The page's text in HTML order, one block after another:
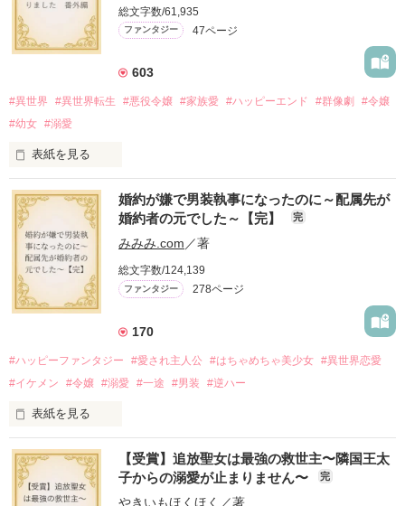
総文字数/61,935
ファンタジー 47ページ
603
#異世界 #異世界転生 #悪役令嬢 #家族愛 #ハッピーエンド #群像劇
#令嬢
#幼女 #溺愛
表紙を見る
『転生悪役幼女は最恐パパの愛娘になりました』
番外編です。
※本編のネタバレを含みます。
2025.9.26
『Petit Chapter3 愛と呼ぶもの』を
2025.10.24
『Petit Chapter4 誰が為のごちそう』を
作品を読む
婚約が嫌で男装執事になったのに～配属先が
婚約者の元でした～【完】
完
みみみ.com／著
総文字数/124,139
ファンタジー 278ページ
170
#ハッピーファンタジー #愛され主人公 #はちゃめちゃ美少女 #異世界恋愛
#イケメン
#令嬢 #溺愛 #一途 #男装 #逆ハー
表紙を見る
＼異世界ラブコメ×ハッピーファンタジー／
【受賞】追放聖女は最強の救世主〜隣国王太
子からの溺愛が止まりません〜
完
やきいもほくほく ／著